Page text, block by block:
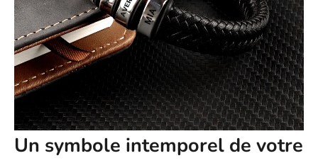
Un symbole intemporel de votre